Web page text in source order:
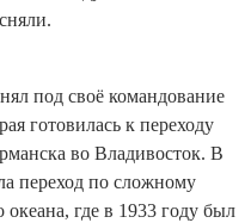
под своё командование
готовилась к переходу
во Владивосток. В
переход по сложному
где в 1933 году был